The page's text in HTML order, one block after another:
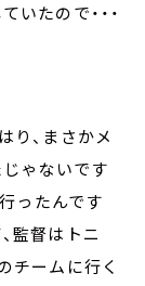
たので・・・
り、まさかメ
ゃないです
ったんです
監督はトニ
チームに行く